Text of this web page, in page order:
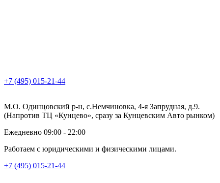
+7 (495) 015-21-44
М.О. Одинцовский р-н, с.Немчиновка, 4-я Запрудная, д.9.
(Напротив ТЦ «Кунцево», сразу за Кунцевским Авто рынком)
Ежедневно 09:00 - 22:00
Работаем с юридическими и физическими лицами.
+7 (495) 015-21-44